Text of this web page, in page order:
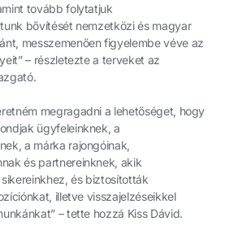
tovább folytatjuk
bővítését nemzetközi és magyar
messzemenően figyelembe véve az
– részletezte a terveket az
megragadni a lehetőséget, hogy
ügyfeleinknek, a
a márka rajongóinak,
és partnereinknek, akik
és biztosították
illetve visszajelzéseikkel
– tette hozzá Kiss Dávid.